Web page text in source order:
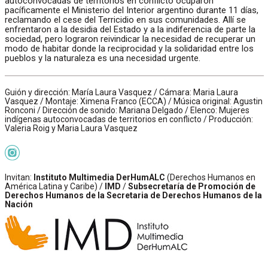
pacíficamente el Ministerio del Interior argentino durante 11 días,
reclamando el cese del Terricidio en sus comunidades. Allí se
enfrentaron a la desidia del Estado y a la indiferencia de parte la
sociedad, pero lograron reivindicar la necesidad de recuperar un
modo de habitar donde la reciprocidad y la solidaridad entre los
pueblos y la naturaleza es una necesidad urgente.
Guión y dirección: María Laura Vasquez / Cámara: Maria Laura
Vasquez / Montaje: Ximena Franco (ECCA) / Música original: Agustin
Ronconi / Dirección de sonido: Mariana Delgado / Elenco: Mujeres
indígenas autoconvocadas de territorios en conflicto / Producción:
Valeria Roig y Maria Laura Vasquez
Invitan: Instituto Multimedia DerHumALC (Derechos Humanos en
América Latina y Caribe) / IMD /Subsecretaría de Promoción de
Derechos Humanos de la Secretaria de Derechos Humanos de la
Nación